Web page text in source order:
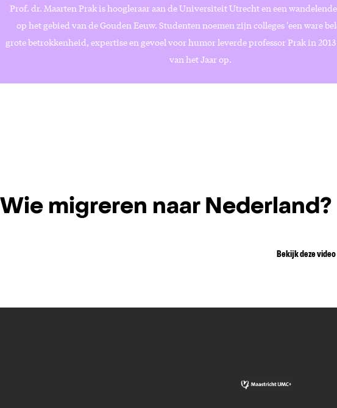
Prof. dr. Maarten Prak is hoogleraar aan de Universiteit Utrecht en een
op het gebied van de Gouden Eeuw. Studenten noemen zijn colleges 'een ware
grote betrokkenheid, expertise en gevoel voor humor leverde professor Prak in
van het Jaar op.
Wie migreren naar Nederland?
Bekijk deze video